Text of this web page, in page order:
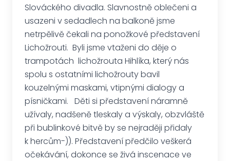
Slováckého divadla. Slavnostně oblečeni a
usazeni v sedadlech na balkoně jsme
netrpělivě čekali na ponožkové představení
Lichožrouti. Byli jsme vtaženi do děje o
trampotách lichožrouta Hihlíka, který nás
spolu s ostatními lichožrouty bavil
kouzelnými maskami, vtipnými dialogy a
písničkami. Děti si představení náramně
užívaly, nadšeně tleskaly a výskaly, obzvláště
při bublinkové bitvě by se nejraději přidaly
k hercům-)). Představení předčilo veškerá
očekávání, dokonce se živá inscenace ve